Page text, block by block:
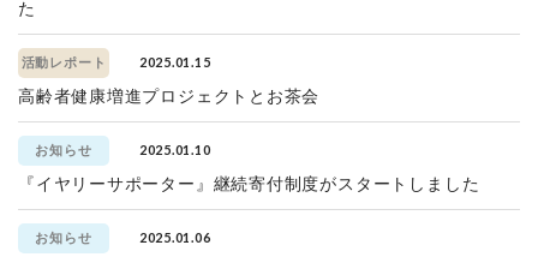
た
活動レポート 2025.01.15
高齢者健康増進プロジェクトとお茶会
お知らせ 2025.01.10
『イヤリーサポーター』継続寄付制度がスタートしました
お知らせ 2025.01.06